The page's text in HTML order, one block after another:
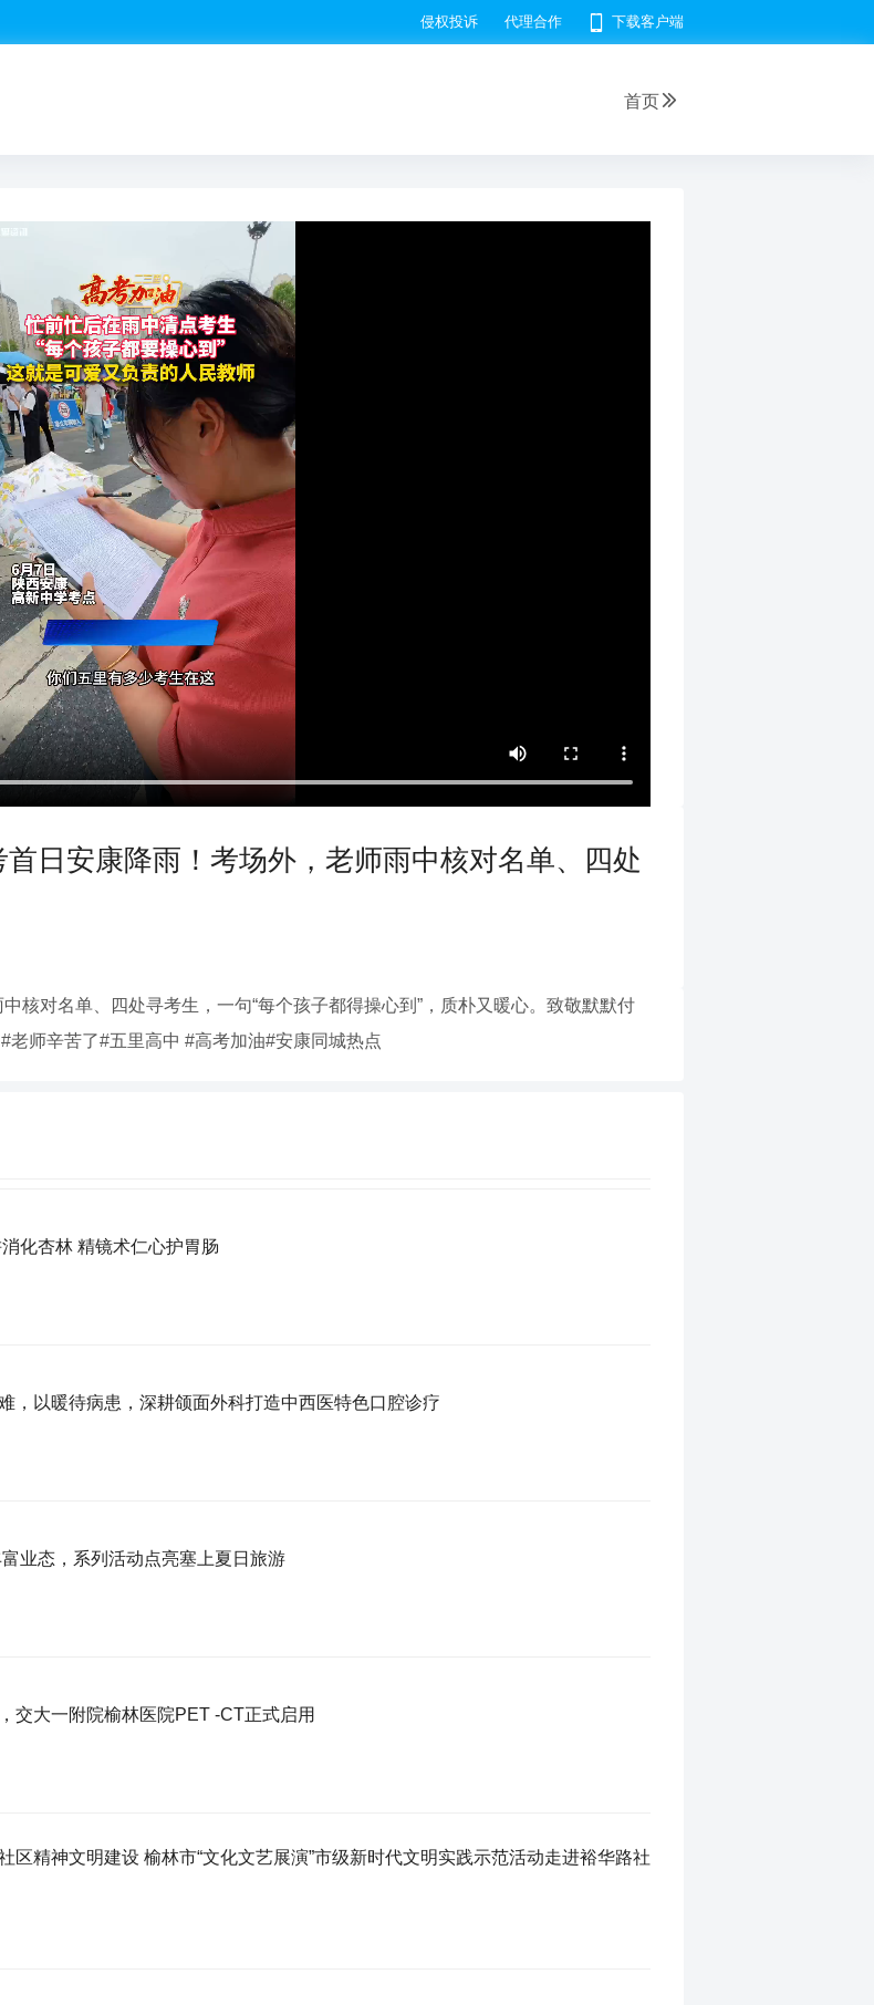
侵权投诉 代理合作 下载客户端
首页
首日安康降雨！考场外，老师雨中核对名单、四处
核对名单、四处寻考生，一句“每个孩子都得操心到”，质朴又暖心。致敬默默付
师辛苦了#五里高中 #高考加油#安康同城热点
化杏林 精镜术仁心护胃肠
，以暖待病患，深耕颌面外科打造中西医特色口腔诊疗
业态，系列活动点亮塞上夏日旅游
交大一附院榆林医院PET -CT正式启用
精神文明建设 榆林市“文化文艺展演”市级新时代文明实践示范活动走进裕华路社